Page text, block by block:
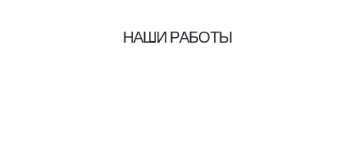
НАШИ РАБОТЫ